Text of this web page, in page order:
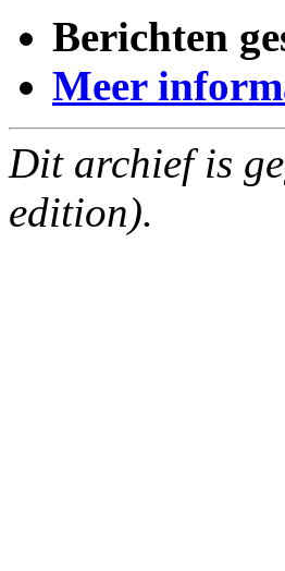
Berichten
Meer
Dit archief is
edition).